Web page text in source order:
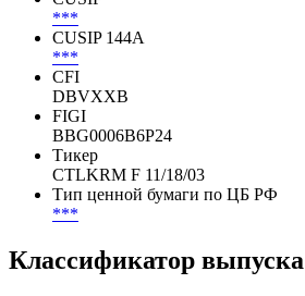
***
CUSIP 144A
***
CFI
DBVXXB
FIGI
BBG0006B6P24
Тикер
CTLKRM F 11/18/03
Тип ценной бумаги по ЦБ РФ
***
Классификатор выпуска